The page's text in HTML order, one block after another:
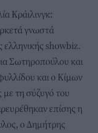
Κράιλινγκ:
γνωστά
ελληνικής showbiz.
Σωτηροπούλου και
και ο Κίμων
τη σύζυγό του
επίσης η
ο Δημήτρης